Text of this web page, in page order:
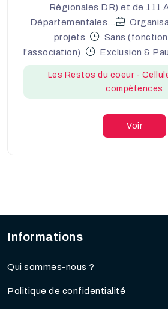
Régionales DR) et de 111
Départementales...
projets
Sans
l'association)
Exclusion &
Les Restos du coeur -
compétences
Voir
Informations
Qui sommes-nous ?
Politique de confidentialité